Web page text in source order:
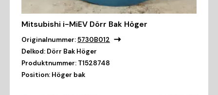
Mitsubishi i-MiEV Dörr Bak Höger
Originalnummer:5730B012
Delkod: Dörr Bak Höger
Produktnummer: T1528748
Position: Höger bak